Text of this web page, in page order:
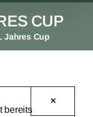
CUP
Jahres Cup
bereits
×